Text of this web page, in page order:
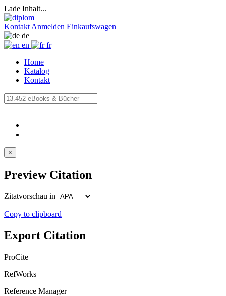
Lade Inhalt...
Kontakt Anmelden Einkaufswagen
de
en
fr
Home
Katalog
Kontakt
×
Preview Citation
Zitatvorschau in
Copy to clipboard
Export Citation
ProCite
RefWorks
Reference Manager